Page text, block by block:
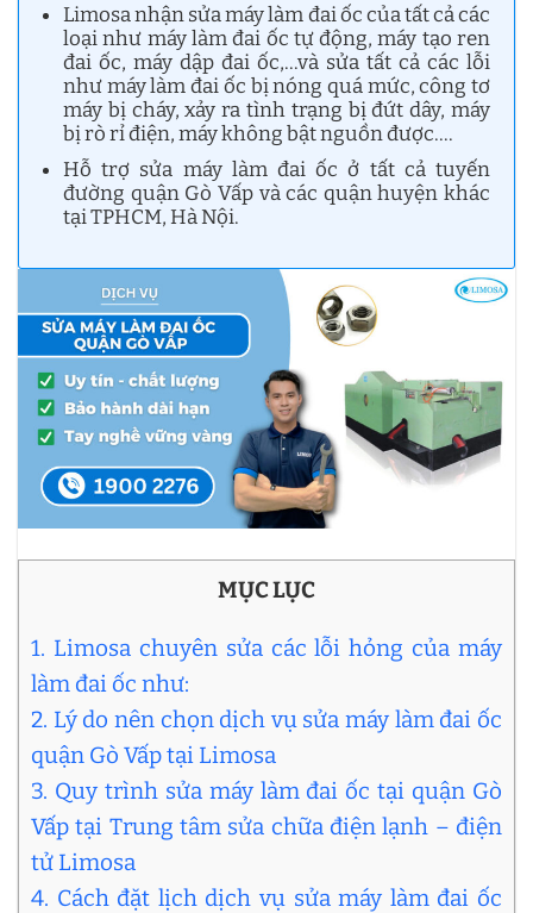
Limosa nhận sửa máy làm đai ốc của tất cả các
loại như máy làm đai ốc tự động, máy tạo ren
đai ốc, máy dập đai ốc,…và sửa tất cả các lỗi
như máy làm đai ốc bị nóng quá mức, công tơ
máy bị cháy, xảy ra tình trạng bị đứt dây, máy
bị rò rỉ điện, máy không bật nguồn được….
Hỗ trợ sửa máy làm đai ốc ở tất cả tuyến
đường quận Gò Vấp và các quận huyện khác
tại TPHCM, Hà Nội.
MỤC LỤC
1. Limosa chuyên sửa các lỗi hỏng của máy
làm đai ốc như:
2. Lý do nên chọn dịch vụ sửa máy làm đai ốc
quận Gò Vấp tại Limosa
3. Quy trình sửa máy làm đai ốc tại quận Gò
Vấp tại Trung tâm sửa chữa điện lạnh – điện
tử Limosa
4. Cách đặt lịch dịch vụ sửa máy làm đai ốc